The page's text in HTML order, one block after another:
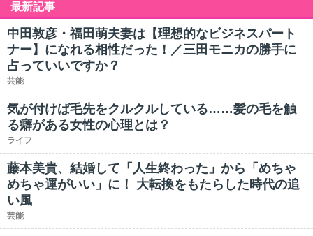
最新記事
中田敦彦・福田萌夫妻は【理想的なビジネスパート
ナー】になれる相性だった！／三田モニカの勝手に
占っていいですか？
芸能
気が付けば毛先をクルクルしている……髪の毛を触
る癖がある女性の心理とは？
ライフ
藤本美貴、結婚して「人生終わった」から「めちゃ
めちゃ運がいい」に！ 大転換をもたらした時代の追
い風
芸能